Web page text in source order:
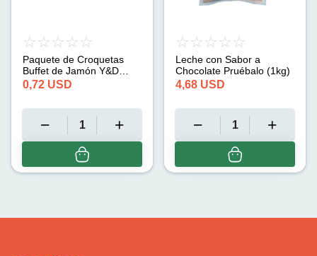
Paquete de Croquetas
Buffet de Jamón Y&D
Ricos (20u)
0,72 USD
Leche con Sabor a
Chocolate Pruébalo (1kg)
4,68 USD